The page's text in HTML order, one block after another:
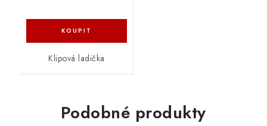
Klipová ladička
Podobné produkty